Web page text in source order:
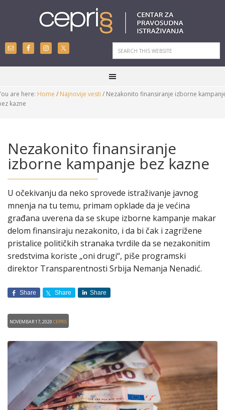
are here: Home / Najnovije vesti / Nezakonito finansiranje izborne
kazne
Nezakonito finansiranje
izborne kampanje bez kazne
U očekivanju da neko sprovede istraživanje javnog
mnenja na tu temu, primam opklade da je većina
građana uverena da se skupe izborne kampanje makar
delom finansiraju nezakonito, i da bi čak i zagrižene
pristalice političkih stranaka tvrdile da se nezakonitim
sredstvima koriste „oni drugi“, piše programski
direktor Transparentnosti Srbija Nemanja Nenadić.
Share Share Share
Novembar 17, 2020CEPRIS